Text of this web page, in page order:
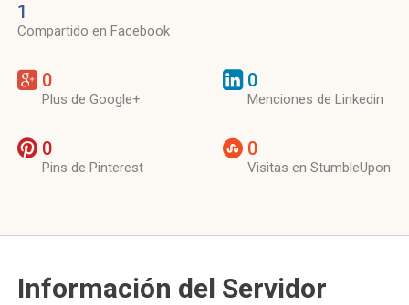
1
Compartido en Facebook
0
Plus de Google+
0
Menciones de Linkedin
0
Pins de Pinterest
0
Visitas en StumbleUpon
Información del Servidor